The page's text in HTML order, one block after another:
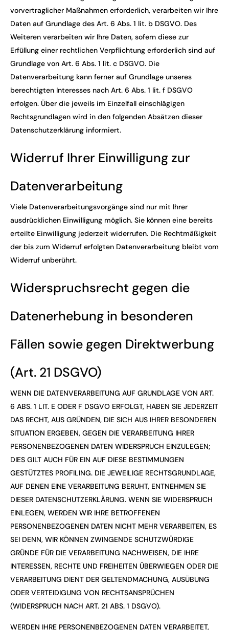
vorvertraglicher Maßnahmen erforderlich, verarbeiten wir Ihre
Daten auf Grundlage des Art. 6 Abs. 1 lit. b DSGVO. Des
Weiteren verarbeiten wir Ihre Daten, sofern diese zur
Erfüllung einer rechtlichen Verpflichtung erforderlich sind auf
Grundlage von Art. 6 Abs. 1 lit. c DSGVO. Die
Datenverarbeitung kann ferner auf Grundlage unseres
berechtigten Interesses nach Art. 6 Abs. 1 lit. f DSGVO
erfolgen. Über die jeweils im Einzelfall einschlägigen
Rechtsgrundlagen wird in den folgenden Absätzen dieser
Datenschutzerklärung informiert.
Widerruf Ihrer Einwilligung zur
Datenverarbeitung
Viele Datenverarbeitungsvorgänge sind nur mit Ihrer
ausdrücklichen Einwilligung möglich. Sie können eine bereits
erteilte Einwilligung jederzeit widerrufen. Die Rechtmäßigkeit
der bis zum Widerruf erfolgten Datenverarbeitung bleibt vom
Widerruf unberührt.
Widerspruchsrecht gegen die
Datenerhebung in besonderen
Fällen sowie gegen Direktwerbung
(Art. 21 DSGVO)
WENN DIE DATENVERARBEITUNG AUF GRUNDLAGE VON ART.
6 ABS. 1 LIT. E ODER F DSGVO ERFOLGT, HABEN SIE JEDERZEIT
DAS RECHT, AUS GRÜNDEN, DIE SICH AUS IHRER BESONDEREN
SITUATION ERGEBEN, GEGEN DIE VERARBEITUNG IHRER
PERSONENBEZOGENEN DATEN WIDERSPRUCH EINZULEGEN;
DIES GILT AUCH FÜR EIN AUF DIESE BESTIMMUNGEN
GESTÜTZTES PROFILING. DIE JEWEILIGE RECHTSGRUNDLAGE,
AUF DENEN EINE VERARBEITUNG BERUHT, ENTNEHMEN SIE
DIESER DATENSCHUTZERKLÄRUNG. WENN SIE WIDERSPRUCH
EINLEGEN, WERDEN WIR IHRE BETROFFENEN
PERSONENBEZOGENEN DATEN NICHT MEHR VERARBEITEN, ES
SEI DENN, WIR KÖNNEN ZWINGENDE SCHUTZWÜRDIGE
GRÜNDE FÜR DIE VERARBEITUNG NACHWEISEN, DIE IHRE
INTERESSEN, RECHTE UND FREIHEITEN ÜBERWIEGEN ODER DIE
VERARBEITUNG DIENT DER GELTENDMACHUNG, AUSÜBUNG
ODER VERTEIDIGUNG VON RECHTSANSPRÜCHEN
(WIDERSPRUCH NACH ART. 21 ABS. 1 DSGVO).
WERDEN IHRE PERSONENBEZOGENEN DATEN VERARBEITET,